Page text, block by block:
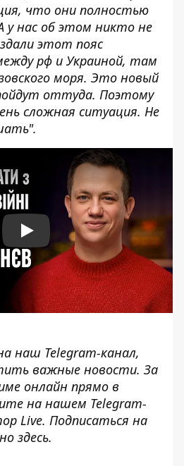
что они полностью
у нас об этом никто не
этот пояс
рф и Украиной, там
моря. Это новый
оттуда. Поэтому
сложная ситуация. Не
Play
наш Telegram-канал,
важные новости. За
онлайн прямо в
на нашем Telegram-
Live. Подписаться на
здесь.